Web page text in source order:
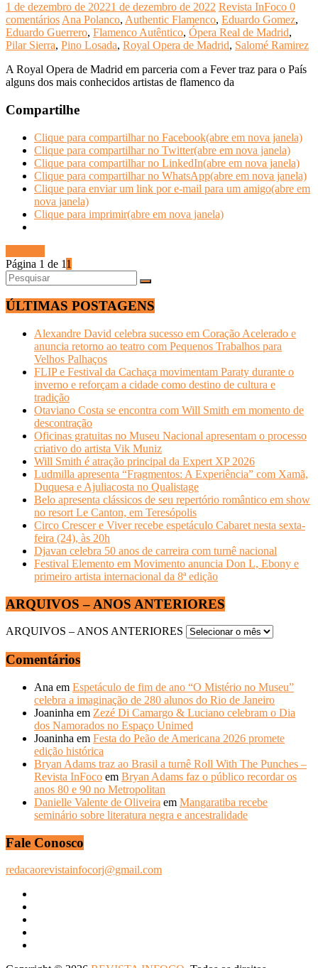
1 de dezembro de 20221 de dezembro de 2022 Revista InFoco 0
comentários Ana Polanco, Authentic Flamenco, Eduardo Gomez,
Eduardo Guerrero, Flamenco Autêntico, Ópera Real de Madrid,
Pilar Sierra, Pino Losada, Royal Opera de Madrid, Salomé Ramirez
A Royal Opera de Madrid em parceria com a Fever traz para o País
alguns dos mais conhecidos artistas de flamenco da
Compartilhe
Clique para compartilhar no Facebook(abre em nova janela)
Clique para compartilhar no Twitter(abre em nova janela)
Clique para compartilhar no LinkedIn(abre em nova janela)
Clique para compartilhar no WhatsApp(abre em nova janela)
Clique para enviar um link por e-mail para um amigo(abre em
nova janela)
Clique para imprimir(abre em nova janela)
Página 1 de 11
ÚLTIMAS POSTAGENS
Alexandre David celebra sucesso em Coração Acelerado e
anuncia retorno ao teatro com Pequenos Trabalhos para
Velhos Palhaços
FLIP e Festival da Cachaça movimentam Paraty durante o
inverno e reforçam a cidade como destino de cultura e
tradição
Otaviano Costa se encontra com Will Smith em momento de
descontração
Oficinas gratuitas no Museu Nacional apresentam o processo
criativo do artista Vik Muniz
Will Smith é atração principal da Expert XP 2026
Ludmilla apresenta “Fragmentos: A Experiência” com Xamã,
Duquesa e Ajuliacosta no Qualistage
Belo apresenta clássicos de seu repertório romântico em show
no resort Le Canton, em Teresópolis
Circo Crescer e Viver recebe espetáculo Cabaret nesta sexta-
feira (24), às 20h
Djavan celebra 50 anos de carreira com turnê nacional
Festival Elemento em Movimento anuncia Don L, Ebony e
primeiro artista internacional da 8ª edição
ARQUIVOS – ANOS ANTERIORES
ARQUIVOS – ANOS ANTERIORES
Comentários
Ana em Espetáculo de fim de ano “O Mistério no Museu”
celebra a imaginação de 280 alunos do Rio de Janeiro
Joaninha em Zezé Di Camargo & Luciano celebram o Dia
dos Namorados no Espaço Unimed
Joaninha em Festa do Peão de Americana 2026 promete
edição histórica
Bryan Adams traz ao Brasil a turnê Roll With The Punches –
Revista InFoco em Bryan Adams faz o público recordar os
anos 80 e 90 no Metropolitan
Danielle Valente de Oliveira em Mangaratiba recebe
seminário sobre literatura negra e ancestralidade
Fale Conosco
redacaorevistainfocorj@gmail.com